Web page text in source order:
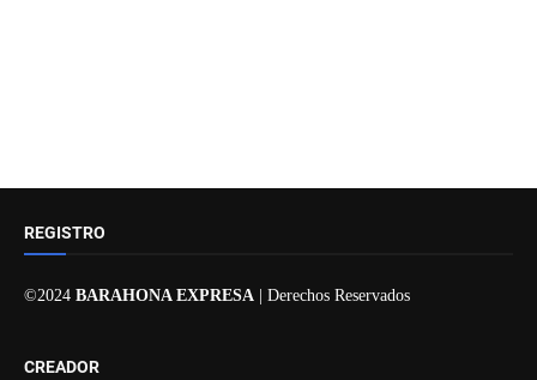
REGISTRO
©2024 BARAHONA EXPRESA | Derechos Reservados
CREADOR